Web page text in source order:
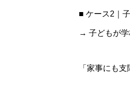
■ ケース2｜
→ 子どもが学
「家事にも